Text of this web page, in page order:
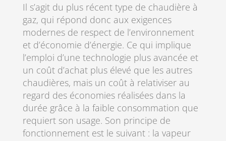
Il s’agit du plus récent type de chaudière à
gaz, qui répond donc aux exigences
modernes de respect de l’environnement
et d’économie d’énergie. Ce qui implique
l’emploi d’une technologie plus avancée et
un coût d’achat plus élevé que les autres
chaudières, mais un coût à relativiser au
regard des économies réalisées dans la
durée grâce à la faible consommation que
requiert son usage. Son principe de
fonctionnement est le suivant : la vapeur